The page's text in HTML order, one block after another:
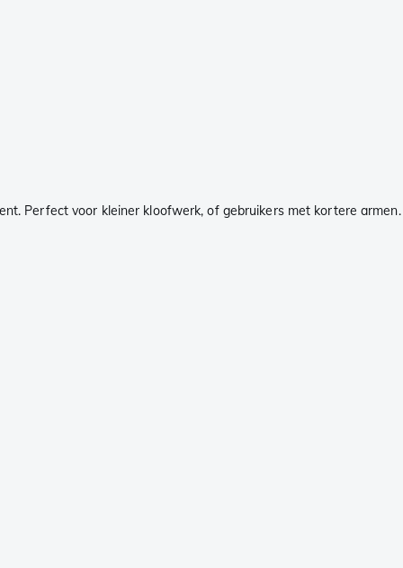
Perfect voor kleiner kloofwerk, of gebruikers met kortere armen.